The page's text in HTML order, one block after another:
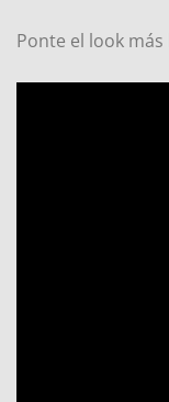
Ponte el look